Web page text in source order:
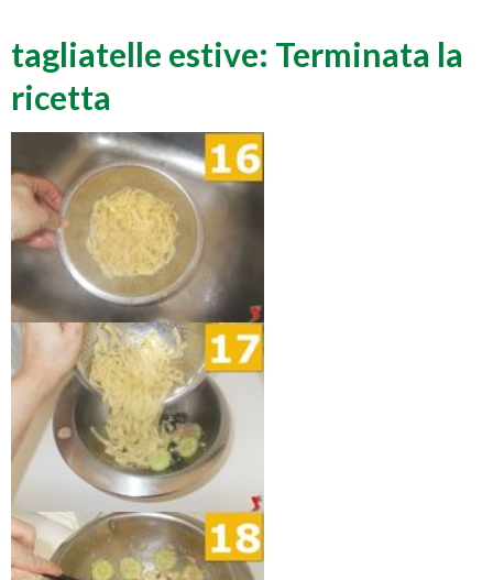
tagliatelle estive: Terminata la
ricetta